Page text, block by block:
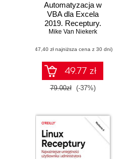
Automatyzacja w
VBA dla Excela
2019. Receptury.
Jak przyspieszać
zwiększać
efektywność pracy
Mike Van Niekerk
(47,40 zł najniższa cena z 30 dni)
49.77 zł
79.00zł (-37%)